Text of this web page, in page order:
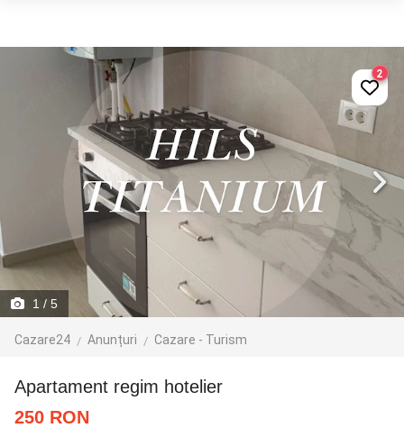
1 / 5
Cazare24 Anunțuri Cazare - Turism
2
apartament regim hotelier
250 RON